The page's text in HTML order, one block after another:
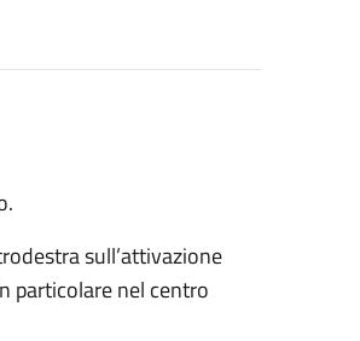
sull’attivazione
particolare nel centro